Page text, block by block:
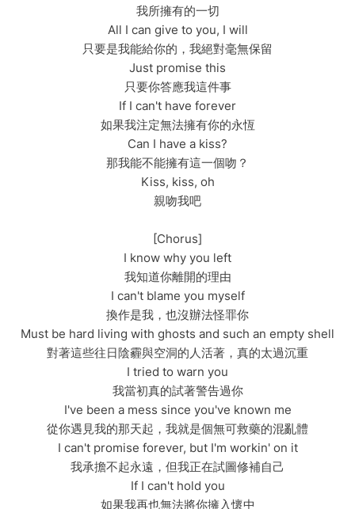
我所擁有的一切
All I can give to you, I will
只要是我能給你的，我絕對毫無保留
Just promise this
只要你答應我這件事
If I can't have forever
如果我注定無法擁有你的永恆
Can I have a kiss?
那我能不能擁有這一個吻？
Kiss, kiss, oh
親吻我吧
[Chorus]
I know why you left
我知道你離開的理由
I can't blame you myself
換作是我，也沒辦法怪罪你
Must be hard living with ghosts and such an empty shell
對著這些往日陰霾與空洞的人活著，真的太過沉重
I tried to warn you
我當初真的試著警告過你
I've been a mess since you've known me
從你遇見我的那天起，我就是個無可救藥的混亂體
I can't promise forever, but I'm workin' on it
我承擔不起永遠，但我正在試圖修補自己
If I can't hold you
如果我再也無法將你擁入懷中